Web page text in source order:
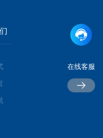
在线客服